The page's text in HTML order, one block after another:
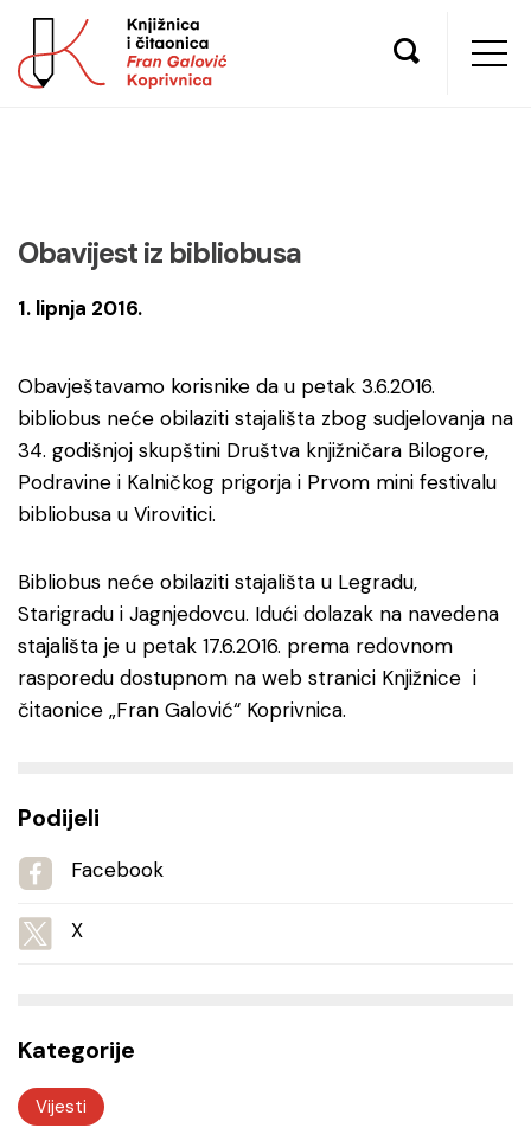
Obavijest iz bibliobusa
1. lipnja 2016.
Obavještavamo korisnike da u petak 3.6.2016.
bibliobus neće obilaziti stajališta zbog sudjelovanja na
34. godišnjoj skupštini Društva knjižničara Bilogore,
Podravine i Kalničkog prigorja i Prvom mini festivalu
bibliobusa u Virovitici.
Bibliobus neće obilaziti stajališta u Legradu,
Starigradu i Jagnjedovcu. Idući dolazak na navedena
stajališta je u petak 17.6.2016. prema redovnom
rasporedu dostupnom na web stranici Knjižnice i
čitaonice „Fran Galović“ Koprivnica.
Podijeli
Facebook
X
Kategorije
Vijesti